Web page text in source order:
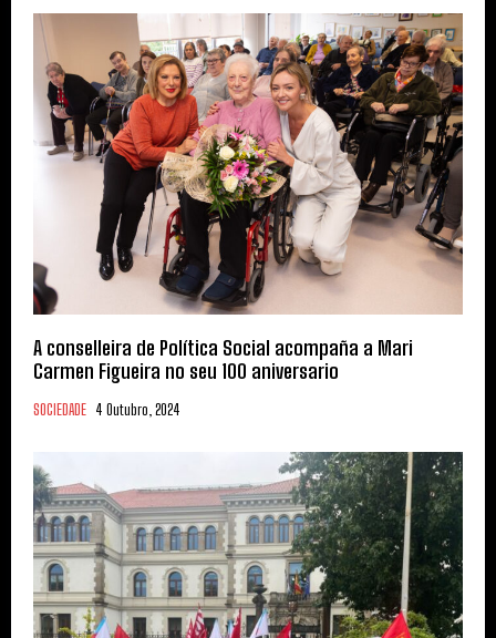
A conselleira de Política Social acompaña a Mari
Carmen Figueira no seu 100 aniversario
SOCIEDADE 4 Outubro, 2024